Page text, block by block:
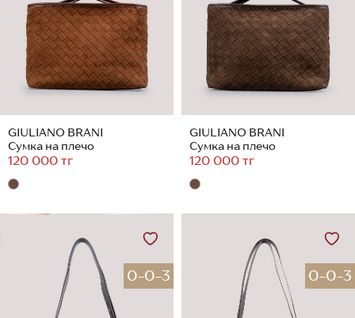
GIULIANO BRANI
Сумка на плечо
120 000 тг
GIULIANO BRANI
Сумка на плечо
120 000 тг
0-0-3 0-0-3